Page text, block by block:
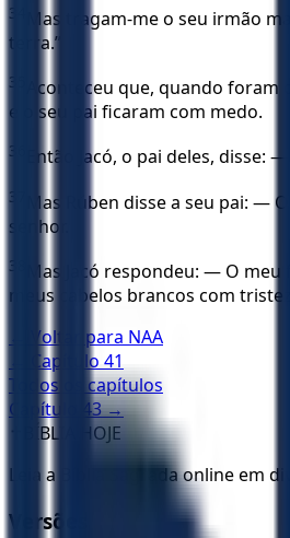
34
Mas tragam-me o seu irmão
terra.”
35
Aconteceu que, quando
e o seu pai ficaram com medo.
36 Então Jacó, o pai deles,
37
Mas Rúben disse a seu pai:
senhor.
38
Mas Jacó respondeu: — O
meus cabelos brancos com
← Voltar para NAA
← Capítulo 41
Todos os capítulos
Capítulo
43→
BÍBLIA HOJE
Leia a Bíblia Sagrada online em
Versões